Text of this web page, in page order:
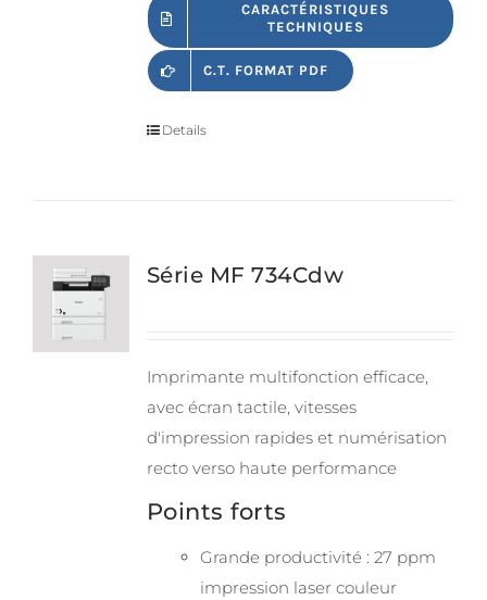
CARACTÉRISTIQUES
TECHNIQUES
C.T. FORMAT PDF
Details
Série MF 734Cdw
Imprimante multifonction efficace,
avec écran tactile, vitesses
d'impression rapides et numérisation
recto verso haute performance
Points forts
Grande productivité : 27 ppm
impression laser couleur